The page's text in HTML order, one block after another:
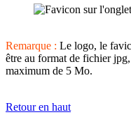
Remarque : Le logo, le
être au format de fichier
maximum de 5 Mo.
Retour en haut